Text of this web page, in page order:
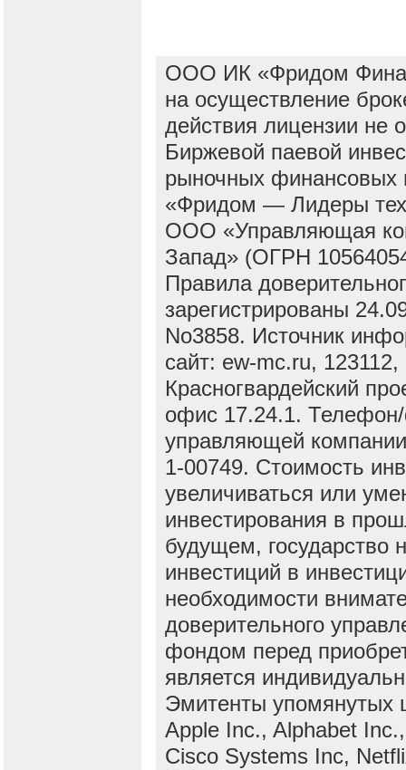
ООО ИК «Фридом
на осуществление
действия лицензии не
Биржевой паевой
рыночных финансовых
«Фридом — Лидеры
ООО «Управляющая
Запад» (ОГРН
Правила
зарегистрированы
No3858. Источник
сайт: ew-mc.ru,
Красногвардейский
офис 17.24.1.
управляющей компании
1-00749. Стоимость
увеличиваться или
инвестирования в
будущем, государство
инвестиций в
необходимости
доверительного
фондом перед
является
Эмитенты упомянутых
Apple Inc., Alphabet
Cisco Systems Inc,